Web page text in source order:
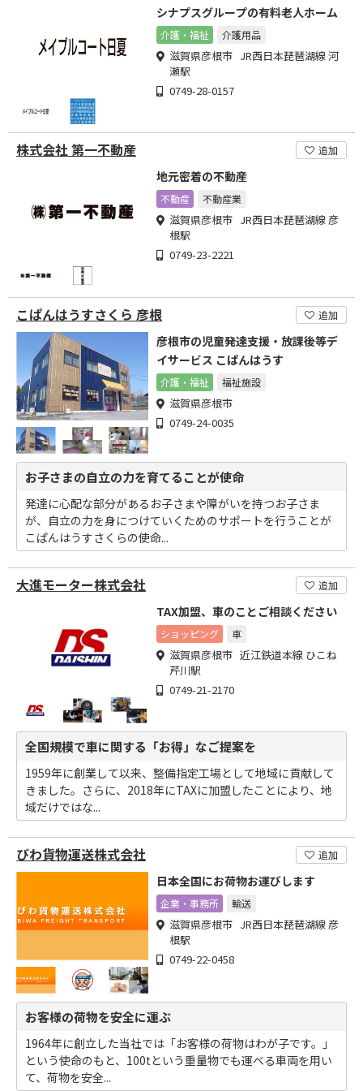
シナプスグループの有料老人ホーム
介護・福祉 介護用品
滋賀県彦根市 JR西日本琵琶湖線 河
瀬駅
0749-28-0157
株式会社 第一不動産 追加
地元密着の不動産
不動産 不動産業
滋賀県彦根市 JR西日本琵琶湖線 彦
根駅
0749-23-2221
こぱんはうすさくら 彦根 追加
彦根市の児童発達支援・放課後等デ
イサービス こぱんはうす
介護・福祉 福祉施設
滋賀県彦根市
0749-24-0035
お子さまの自立の力を育てることが使命
発達に心配な部分があるお子さまや障がいを持つお子さま
が、自立の力を身につけていくためのサポートを行うことが
こぱんはうすさくらの使命...
大進モーター株式会社 追加
TAX加盟、車のことご相談ください
ショッピング 車
滋賀県彦根市 近江鉄道本線 ひこね
芹川駅
0749-21-2170
全国規模で車に関する「お得」なご提案を
1959年に創業して以来、整備指定工場として地域に貢献して
きました。さらに、2018年にTAXに加盟したことにより、地
域だけではな...
びわ貨物運送株式会社 追加
日本全国にお荷物お運びします
企業・事務所 輸送
滋賀県彦根市 JR西日本琵琶湖線 彦
根駅
0749-22-0458
お客様の荷物を安全に運ぶ
1964年に創立した当社では「お客様の荷物はわが子です。」
という使命のもと、100tという重量物でも運べる車両を用い
て、荷物を安全...